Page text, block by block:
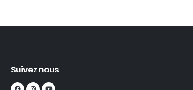
Suivez nous